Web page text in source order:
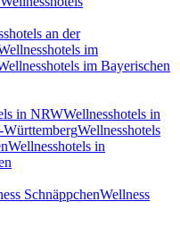
an der
im
im Bayerischen
in NRWWellnesshotels in
WürttembergWellnesshotels
Wellnesshotels in
SchnäppchenWellness